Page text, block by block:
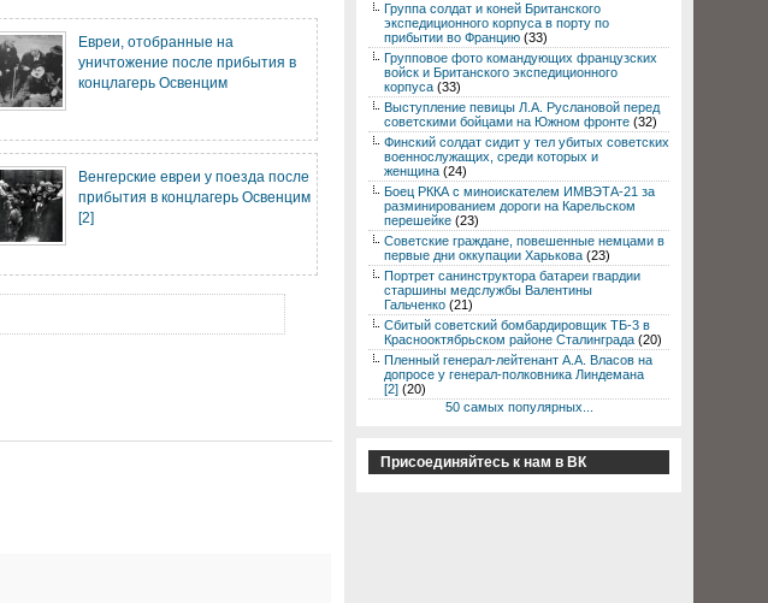
Евреи, отобранные на
уничтожение после прибытия в
концлагерь Освенцим
Венгерские евреи у поезда после
прибытия в концлагерь Освенцим
[2]
Группа солдат и коней Британского
экспедиционного корпуса в порту по
прибытии во Францию (33)
Групповое фото командующих французских
войск и Британского экспедиционного
корпуса (33)
Выступление певицы Л.А. Руслановой перед
советскими бойцами на Южном фронте (32)
Финский солдат сидит у тел убитых советских
военнослужащих, среди которых и
женщина (24)
Боец РККА с миноискателем ИМВЭТА-21 за
разминированием дороги на Карельском
перешейке (23)
Советские граждане, повешенные немцами в
первые дни оккупации Харькова (23)
Портрет санинструктора батареи гвардии
старшины медслужбы Валентины
Гальченко (21)
Сбитый советский бомбардировщик ТБ-3 в
Краснооктябрьском районе Сталинграда (20)
Пленный генерал-лейтенант А.А. Власов на
допросе у генерал-полковника Линдемана
[2] (20)
50 самых популярных...
Присоединяйтесь к нам в ВК